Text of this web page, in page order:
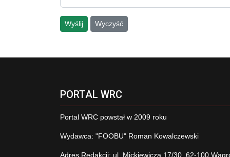
Wyślij Wyczyść
PORTAL WRC
Portal WRC powstał w 2009 roku
Wydawca: "FOOBU" Roman Kowalczewski
Adres Redakcji: ul. Mickiewicza 17/30, 62-100